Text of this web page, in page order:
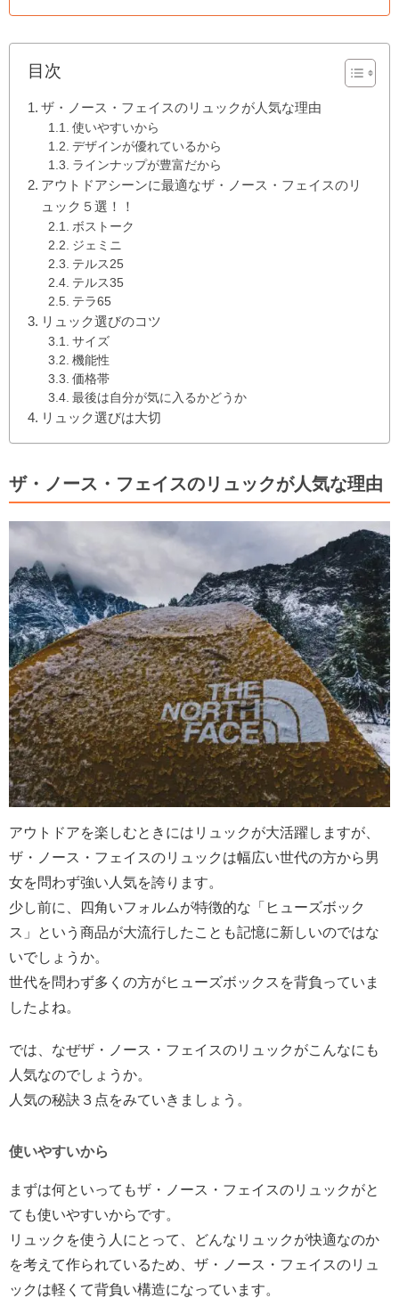
目次
ザ・ノース・フェイスのリュックが人気な理由
使いやすいから
デザインが優れているから
ラインナップが豊富だから
アウトドアシーンに最適なザ・ノース・フェイスのリ
ュック５選！！
ボストーク
ジェミニ
テルス25
テルス35
テラ65
リュック選びのコツ
サイズ
機能性
価格帯
最後は自分が気に入るかどうか
リュック選びは大切
ザ・ノース・フェイスのリュックが人気な理由
アウトドアを楽しむときにはリュックが大活躍しますが、
ザ・ノース・フェイスのリュックは幅広い世代の方から男
女を問わず強い人気を誇ります。
少し前に、四角いフォルムが特徴的な「ヒューズボック
ス」という商品が大流行したことも記憶に新しいのではな
いでしょうか。
世代を問わず多くの方がヒューズボックスを背負っていま
したよね。
では、なぜザ・ノース・フェイスのリュックがこんなにも
人気なのでしょうか。
人気の秘訣３点をみていきましょう。
使いやすいから
まずは何といってもザ・ノース・フェイスのリュックがと
ても使いやすいからです。
リュックを使う人にとって、どんなリュックが快適なのか
を考えて作られているため、ザ・ノース・フェイスのリュ
ックは軽くて背負い構造になっています。